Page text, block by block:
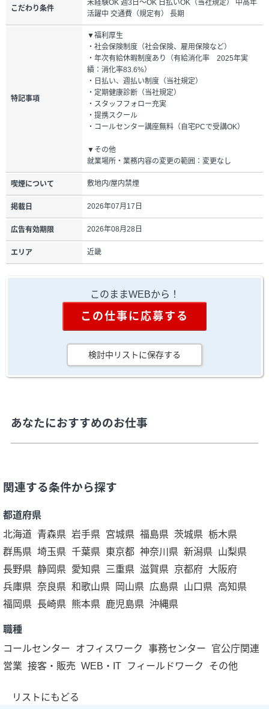
こだわり条件
未経験OK 週3日～OK 日払いOK（当社規定） 中高年
活躍中 交通費（規定有） 長期
特記事項
▼福利厚生
・社会保険制度（社会保険、雇用保険など）
・年次有給休暇制度あり（有給消化率 2025年実
績：消化率83.6%）
・日払い、週払い制度（当社規定）
・定期健康診断（当社規定）
・スタッフフォロー充実
・提携スクール
・コールセンター講座無料（自宅PCで受講OK）
▼その他
就業場所・業務内容の変更の範囲：変更なし
喫煙について 敷地内/屋内禁煙
掲載日 2026年07月17日
広告有効期限 2026年08月28日
エリア 近畿
このままWEBから！
この仕事に応募する
検討中リストに保存する
あなたにおすすめのお仕事
関連する条件から探す
都道府県
北海道 青森県 岩手県 宮城県 福島県 茨城県 栃木県
群馬県 埼玉県 千葉県 東京都 神奈川県 新潟県 山梨県
長野県 静岡県 愛知県 三重県 滋賀県 京都府 大阪府
兵庫県 奈良県 和歌山県 岡山県 広島県 山口県 高知県
福岡県 長崎県 熊本県 鹿児島県 沖縄県
職種
コールセンター
オフィスワーク 事務センター
官公庁関連
営業 接客・販売 WEB・IT フィールドワーク その他
リストにもどる